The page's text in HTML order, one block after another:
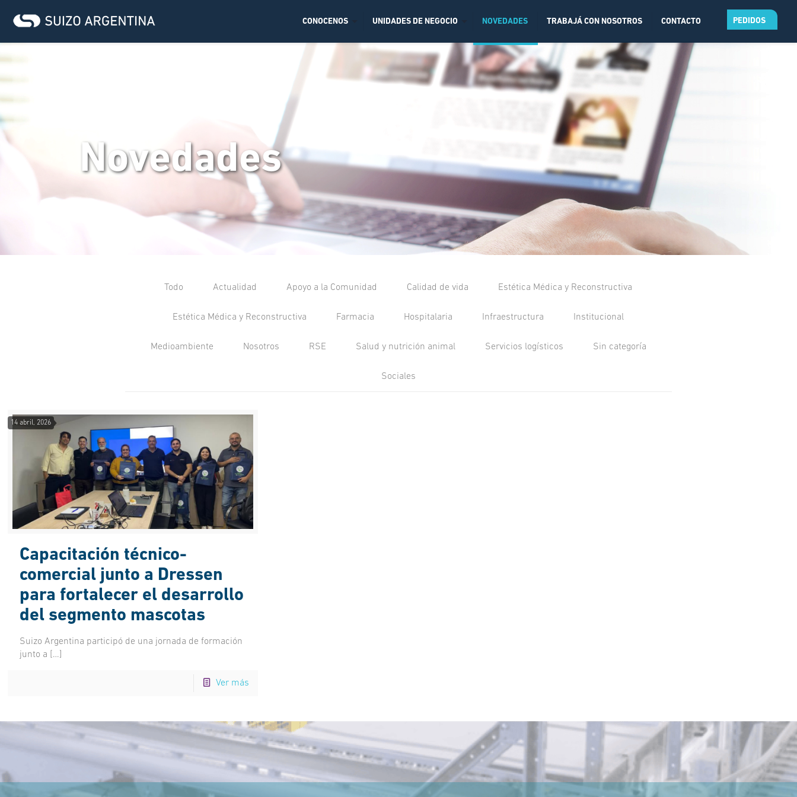
CONOCENOS UNIDADES DE NEGOCIO NOVEDADES TRABAJÁ CON NOSOTROS CONTACTO PEDIDOS
Novedades
Todo Actualidad Apoyo a la Comunidad Calidad de vida Estética Médica y Reconstructiva
Estética Médica y Reconstructiva Farmacia Hospitalaria Infraestructura Institucional
Medioambiente Nosotros RSE Salud y nutrición animal Servicios logísticos Sin categoría
Sociales
14 abril, 2026
Capacitación técnico-
comercial junto a Dressen
para fortalecer el desarrollo
del segmento mascotas
Suizo Argentina participó de una jornada de formación
junto a […]
Ver más